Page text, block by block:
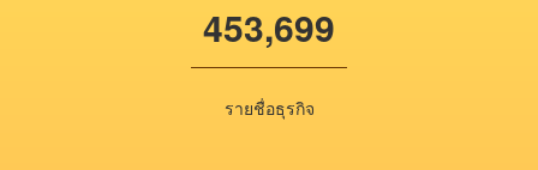
453,699
รายชื่อธุรกิจ